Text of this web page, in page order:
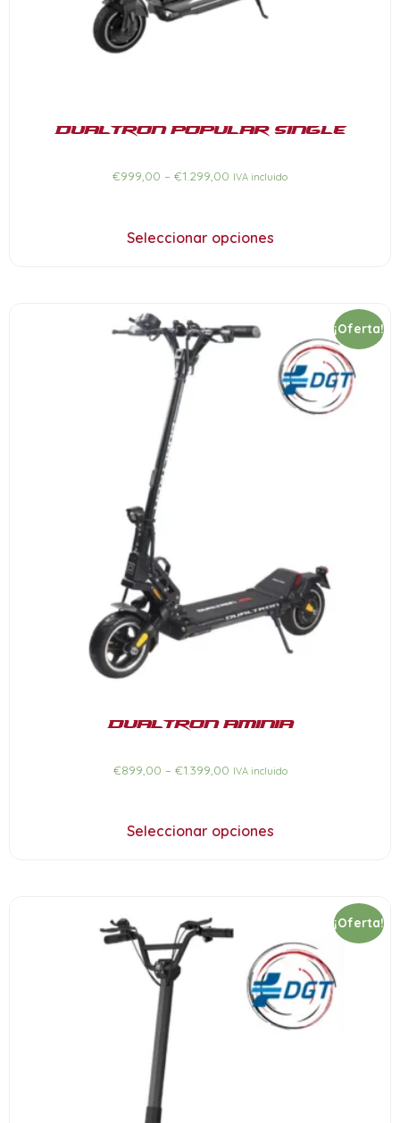
Dualtron POPULAR Single
€999,00 – €1.299,00 IVA incluido
Seleccionar opciones
¡Oferta!
Dualtron Aminia
€899,00 – €1.399,00 IVA incluido
Seleccionar opciones
¡Oferta!